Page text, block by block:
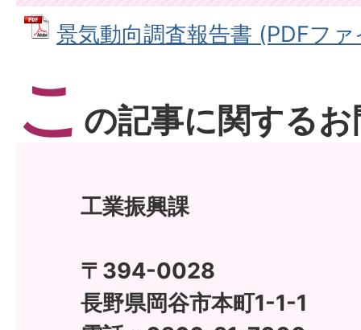
景気動向調査報告書 (PDFフ
こ の記事に関する
工業振興課
〒394-0028
長野県岡谷市本町1-1-1